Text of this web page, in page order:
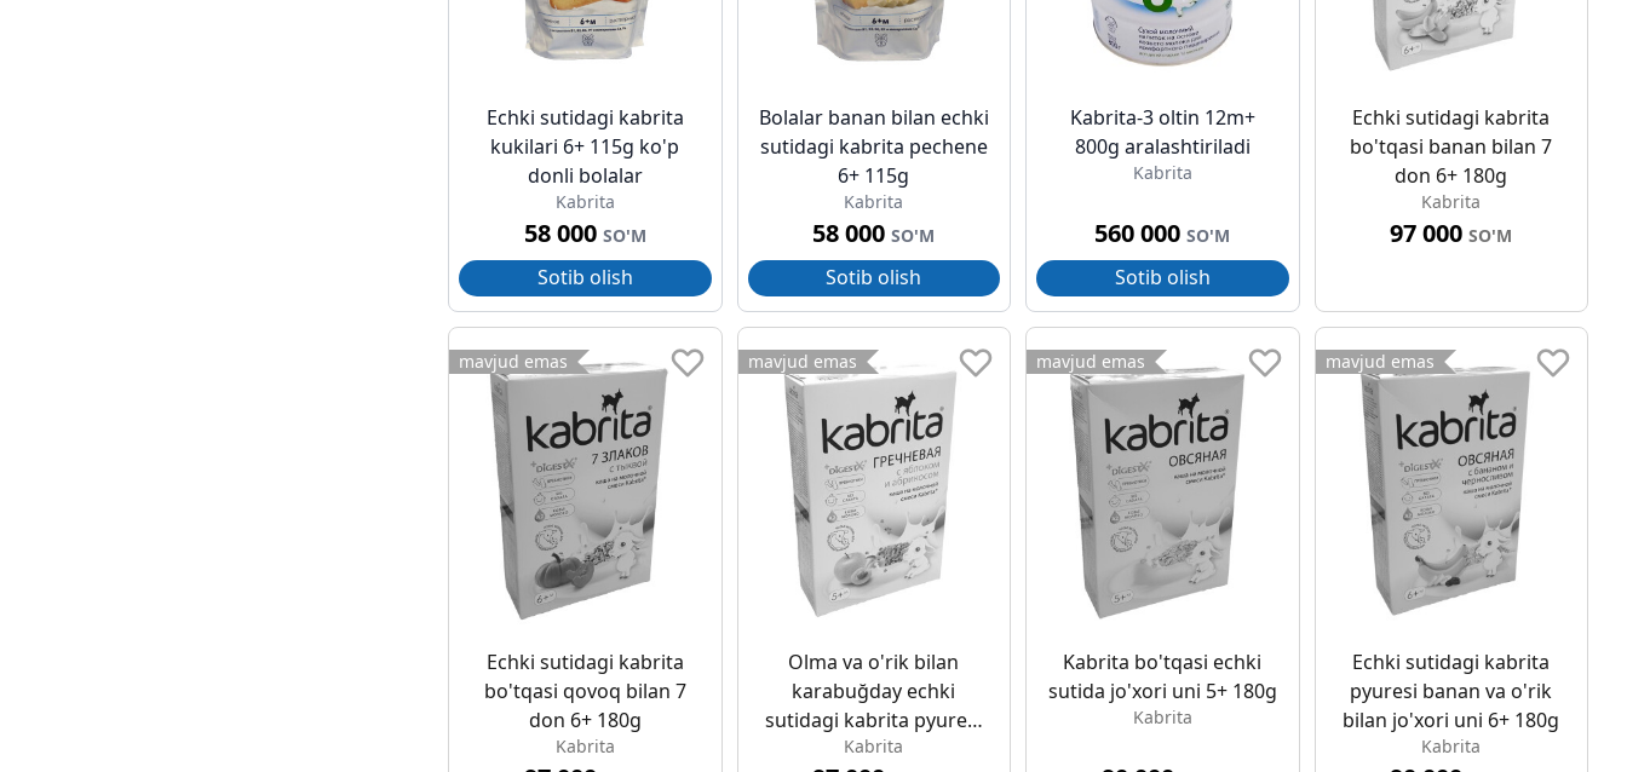
Echki sutidagi kabrita
kukilari 6+ 115g ko'p
donli bolalar
Kabrita
58 000 SO'M
Sotib olish
Bolalar banan bilan echki
sutidagi kabrita pechene
6+ 115g
Kabrita
58 000SO'M
Sotib olish
Kabrita-3 oltin 12m+
800g aralashtiriladi
Kabrita
560 000SO'M
Sotib olish
Echki sutidagi kabrita
bo'tqasi banan bilan 7
don 6+ 180g
Kabrita
97 000SO'M
mavjud emas
Echki sutidagi kabrita
bo'tqasi qovoq bilan 7
don 6+ 180g
Kabrita
mavjud emas
Olma va o'rik bilan
karabuğday echki
sutidagi kabrita pyuresi
5+ 180g
Kabrita
mavjud emas
Kabrita bo'tqasi echki
sutida jo'xori uni 5+ 180g
Kabrita
mavjud emas
Echki sutidagi kabrita
pyuresi banan va o'rik
bilan jo'xori uni 6+ 180g
Kabrita